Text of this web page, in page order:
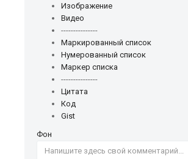
Изображение
Видео
---------------
Маркированный список
Нумерованный список
Маркер списка
---------------
Цитата
Код
Gist
Фон